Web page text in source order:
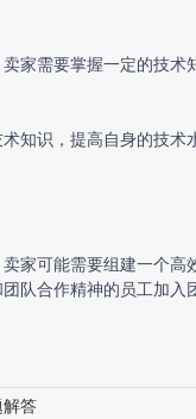
家需要掌握一定的技术
知识，提高自身的技术
家可能需要组建一个高
队合作精神的员工加入
答